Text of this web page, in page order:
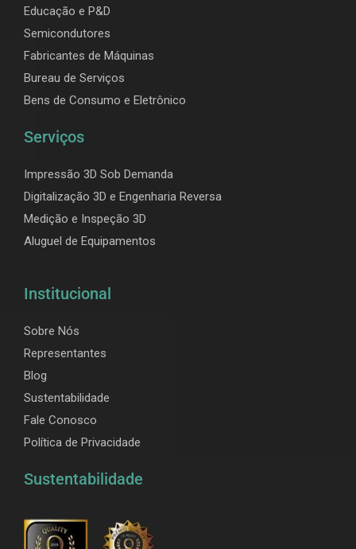
Educação e P&D
Semicondutores
Fabricantes de Máquinas
Bureau de Serviços
Bens de Consumo e Eletrônico
Serviços
Impressão 3D Sob Demanda
Digitalização 3D e Engenharia Reversa
Medição e Inspeção 3D
Aluguel de Equipamentos
Institucional
Sobre Nós
Representantes
Blog
Sustentabilidade
Fale Conosco
Política de Privacidade
Sustentabilidade